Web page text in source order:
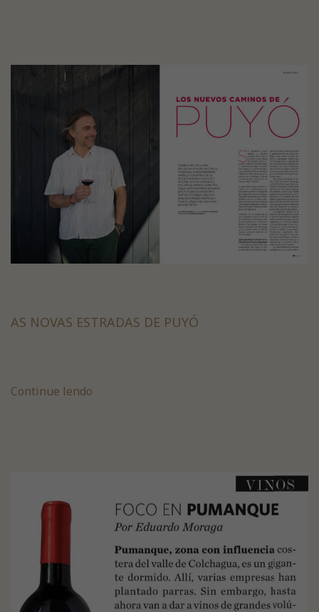
AS NOVAS ESTRADAS DE PUYÓ
Continue lendo